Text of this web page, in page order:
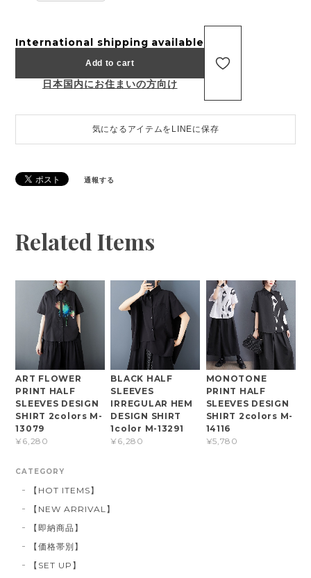
International shipping available
Add to cart
日本国内にお住まいの方向け
気になるアイテムをLINEに保存
通報する
Related Items
ART FLOWER
PRINT HALF
SLEEVES DESIGN
SHIRT 2colors M-
13079
¥6,280
BLACK HALF
SLEEVES
IRREGULAR HEM
DESIGN SHIRT
1color M-13291
¥6,280
MONOTONE
PRINT HALF
SLEEVES DESIGN
SHIRT 2colors M-
14116
¥5,780
CATEGORY
【HOT ITEMS】
【NEW ARRIVAL】
【即納商品】
【価格帯別】
【SET UP】